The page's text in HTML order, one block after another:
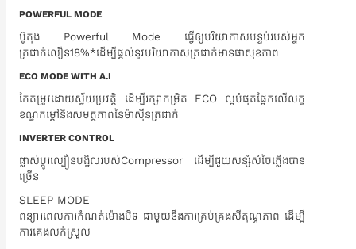
POWERFUL MODE
ប៊ូតុង Powerful Mode ធ្វើឲ្យបរិយាកាសបន្ទប់របស់អ្នក
ត្រជាក់លឿន18%*ដើម្បីផ្តល់នូវបរិយាកាសត្រជាក់មានផាសុខភាព
ECO MODE WITH A.I
កែតម្រូវដោយស្វ័យប្រវត្តិ ដើម្បីរក្សាកម្រិត ECO ល្អបំផុតផ្អែកលើលក្ខ
ខណ្ឌកម្តៅនិងសមត្ថភាពនៃម៉ាស៊ីនត្រជាក់
INVERTER CONTROL
ផ្លាស់ប្តូរល្បឿនបង្វិលរបស់Compressor ដើម្បីជួយសន្សំសំចៃភ្លើងបាន
ច្រើន
SLEEP MODE
ពន្យារពេលការកំណត់ម៉ោងបិទ ជាមួយនឹងការគ្រប់គ្រងសីតុណ្ហភាព ដើម្បី
ការគេងលក់ស្រួល